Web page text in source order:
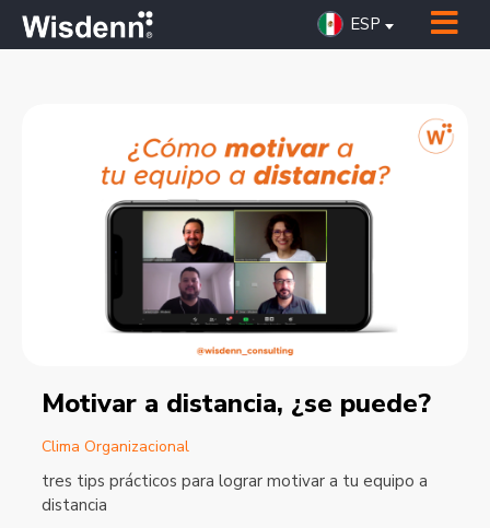
ESP
Motivar a distancia, ¿se puede?
Clima Organizacional
tres tips prácticos para lograr motivar a tu equipo a
distancia